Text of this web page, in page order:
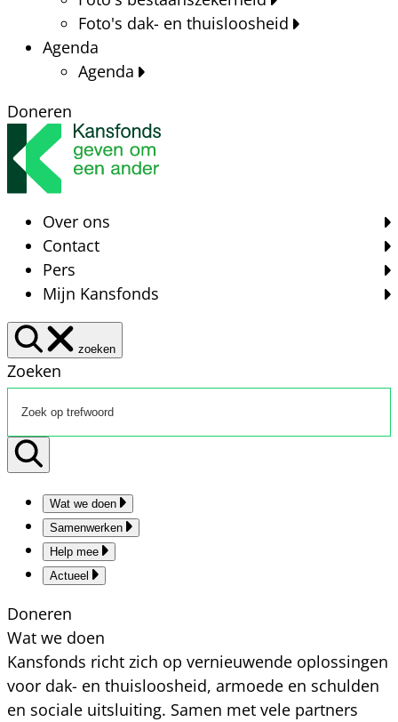
Foto's dak- en thuisloosheid
Agenda
Agenda
Doneren
Over ons
Contact
Pers
Mijn Kansfonds
zoeken
Zoeken
Wat we doen
Samenwerken
Help mee
Actueel
Doneren
Wat we doen
Kansfonds richt zich op vernieuwende oplossingen
voor dak- en thuisloosheid, armoede en schulden
en sociale uitsluiting. Samen met vele partners